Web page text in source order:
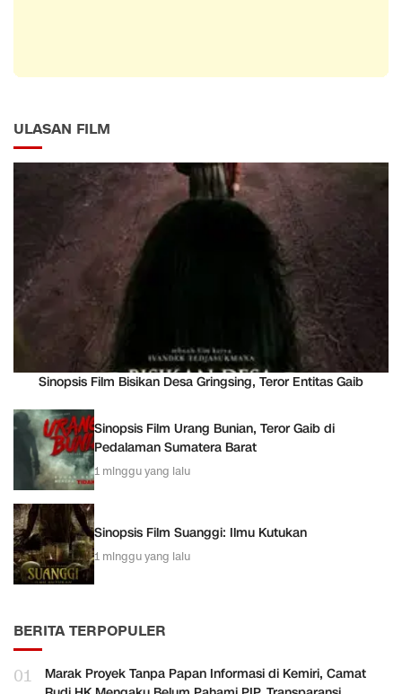
ULASAN FILM
Sinopsis Film Bisikan Desa Gringsing, Teror Entitas Gaib
Sinopsis Film Urang Bunian, Teror Gaib di
Pedalaman Sumatera Barat
1 minggu yang lalu
Sinopsis Film Suanggi: Ilmu Kutukan
1 minggu yang lalu
BERITA TERPOPULER
01
Marak Proyek Tanpa Papan Informasi di Kemiri, Camat